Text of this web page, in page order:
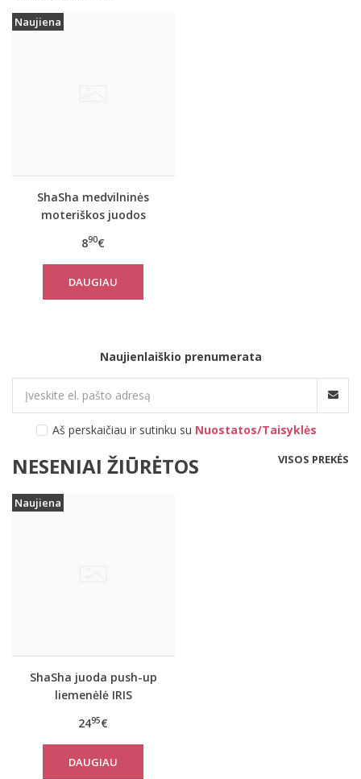
Naujiena
ShaSha medvilninės
moteriškos juodos
SHARON
890€
DAUGIAU
Naujienlaiškio prenumerata
Aš perskaičiau ir sutinku su Nuostatos/Taisyklės
NESENIAI ŽIŪRĖTOS VISOS PREKĖS
Naujiena
ShaSha juoda push-up
liemenėlė IRIS
nėriniais
2495€
DAUGIAU